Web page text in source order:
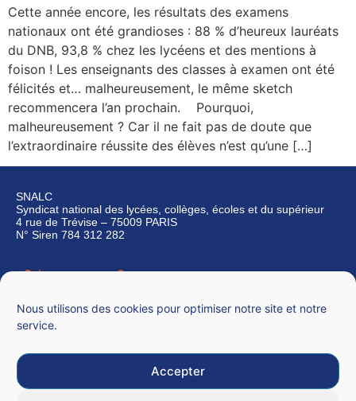
Nous utilisons des cookies pour optimiser notre site et notre
service.
Accepter
Cette année encore, les résultats des examens
nationaux ont été grandioses : 88 % d’heureux lauréats
du DNB, 93,8 % chez les lycéens et des mentions à
foison ! Les enseignants des classes à examen ont été
félicités et… malheureusement, le même sketch
recommencera l’an prochain. Pourquoi,
malheureusement ? Car il ne fait pas de doute que
l’extraordinaire réussite des élèves n’est qu’une […]
SNALC
Syndicat national des lycées, collèges, écoles et du supérieur
4 rue de Trévise – 75009 PARIS
N° Siren 784 312 282
Qui sommes-nous ?